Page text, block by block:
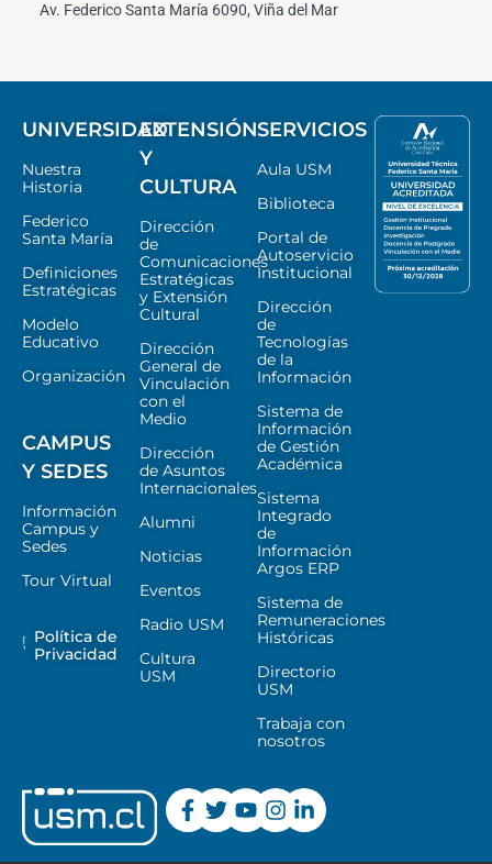
Av. Federico Santa María 6090, Viña del Mar
UNIVERSIDAD
Nuestra
Historia
Federico
Santa María
Definiciones
Estratégicas
Modelo
Educativo
Organización
CAMPUS
Y SEDES
Información
Campus y
Sedes
Tour Virtual
Política de
Privacidad
EXTENSIÓN
Y
CULTURA
Dirección
de
Comunicaciones
Estratégicas
y Extensión
Cultural
Dirección
General de
Vinculación
con el
Medio
Dirección
de Asuntos
Internacionales
Alumni
Noticias
Eventos
Radio USM
Cultura
USM
SERVICIOS
Aula USM
Biblioteca
Portal de
Autoservicio
Institucional
Dirección
de
Tecnologías
de la
Información
Sistema de
Información
de Gestión
Académica
Sistema
Integrado
de
Información
Argos ERP
Sistema de
Remuneraciones
Históricas
Directorio
USM
Trabaja con
nosotros